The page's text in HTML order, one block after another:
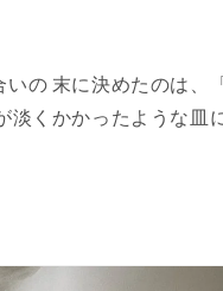
の 末に決めたのは、
くかかったような皿